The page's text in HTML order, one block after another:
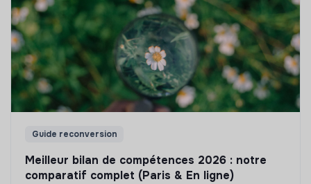
Guide reconversion
Meilleur bilan de compétences 2026 : notre
comparatif complet (Paris & En ligne)